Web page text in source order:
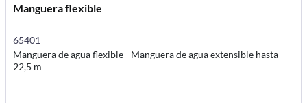
Manguera flexible
65401
Manguera de agua flexible - Manguera de agua extensible hasta
22,5 m